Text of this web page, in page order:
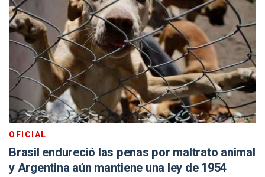
OFICIAL
Brasil endureció las penas por maltrato animal
y Argentina aún mantiene una ley de 1954